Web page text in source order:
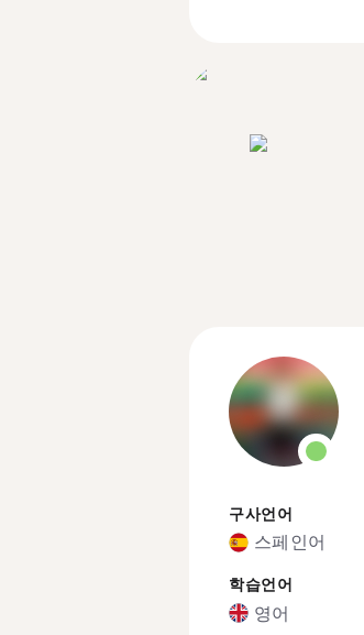
구사언어
스페인어
학습언어
영어